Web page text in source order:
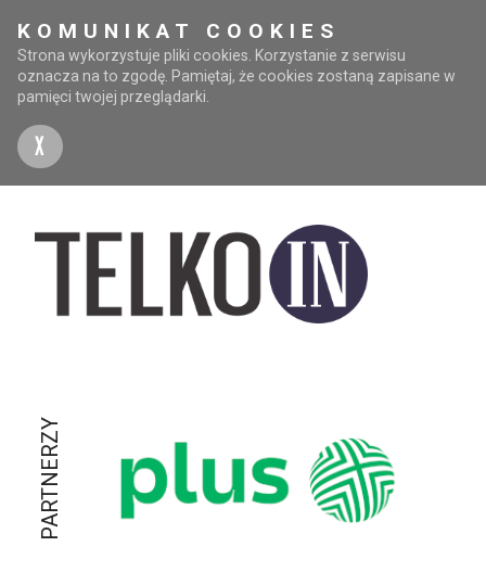
KOMUNIKAT COOKIES
Strona wykorzystuje pliki cookies. Korzystanie z serwisu
oznacza na to zgodę. Pamiętaj, że cookies zostaną zapisane w
pamięci twojej przeglądarki.
X
PARTNERZY